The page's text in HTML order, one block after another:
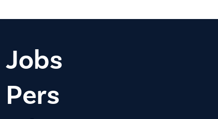
Jobs
Pers